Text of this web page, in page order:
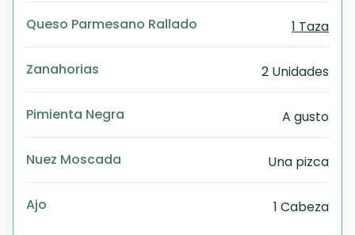
Queso Parmesano Rallado 1 Taza
Zanahorias 2 Unidades
Pimienta Negra A gusto
Nuez Moscada Una pizca
Ajo 1 Cabeza